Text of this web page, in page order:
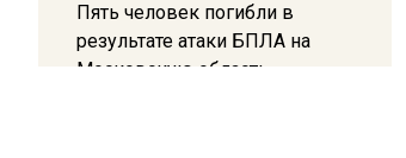
Пять человек погибли в
результате атаки БПЛА на
Московскую область